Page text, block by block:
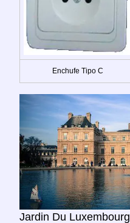
Enchufe Tipo C
Jardin Du Luxembourg